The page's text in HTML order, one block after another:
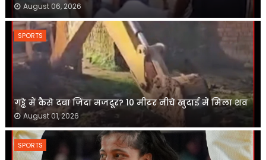
August 06, 2026
SPORTS
गड्ढे में कैसे दबा ज़िंदा मजदूर? 10 मीटर नीचे खुदाई में मिला शव
August 01, 2026
SPORTS